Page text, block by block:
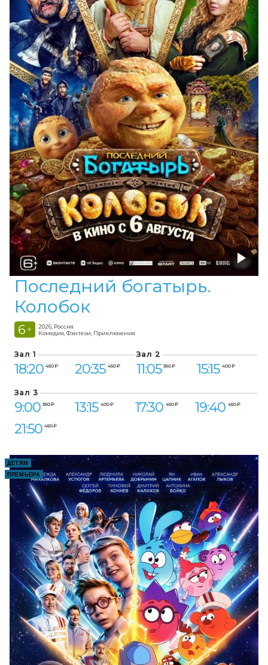
Последний богатырь.
Колобок
6 +
2026, Россия
Комедия, Фэнтези, Приключения
Зал 1
18:20 450 ₽ 20:35 450 ₽
Зал 2
11:05 350 ₽ 15:15 400 ₽
Зал 3
9:00 350 ₽ 13:15 400 ₽ 17:30 450 ₽ 19:40 450 ₽
21:50 450 ₽
ДЕТЯМ
ПРЕМЬЕРА